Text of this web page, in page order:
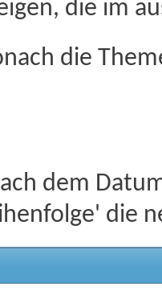
die im
die
dem
die